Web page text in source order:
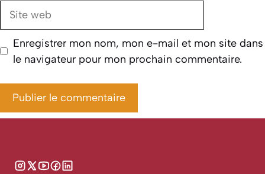
Site
Enregistrer mon nom, mon e-mail et mon site dans
le navigateur pour mon prochain commentaire.